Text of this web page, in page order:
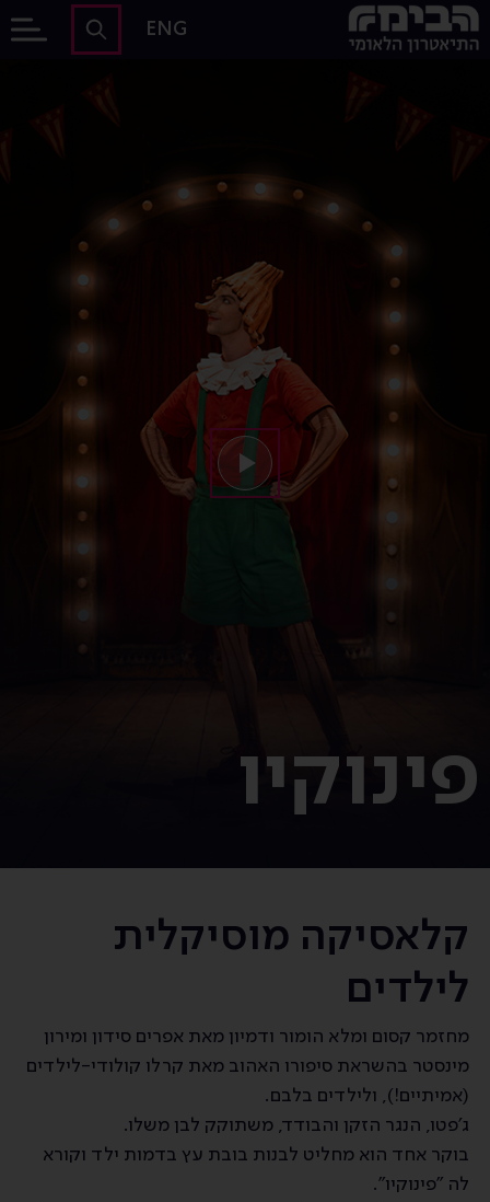
דלג לתוכן הראשי
הבימה - התיאטרון הלאומי של ישראל
ENG
פינוקיו
קלאסיקה מוסיקלית
לילדים
מחזמר קסום ומלא הומור ודמיון מאת אפרים סידון ומירון
מינסטר בהשראת סיפורו האהוב מאת קרלו קולודי-לילדים
(אמיתיים!), ולילדים בלבם.
ג׳פטו, הנגר הזקן והבודד, משתוקק לבן משלו.
בוקר אחד הוא מחליט לבנות בובת עץ בדמות ילד וקורא
לה ״פינוקיו״.